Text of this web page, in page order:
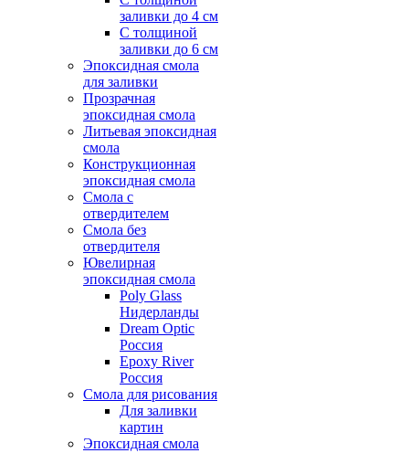
заливки до 4 см
С толщиной
заливки до 6 см
Эпоксидная смола
для заливки
Прозрачная
эпоксидная смола
Литьевая эпоксидная
смола
Конструкционная
эпоксидная смола
Смола с
отвердителем
Смола без
отвердителя
Ювелирная
эпоксидная смола
Poly Glass
Нидерланды
Dream Optic
Россия
Epoxy River
Россия
Смола для рисования
Для заливки
картин
Эпоксидная смола